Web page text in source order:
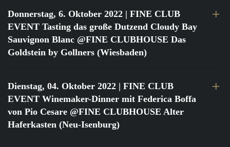
Donnerstag, 6. Oktober 2022 | FINE CLUB
EVENT Tasting das große Dutzend Cloudy Bay
Sauvignon Blanc @FINE CLUBHOUSE Das
Goldstein by Gollners (Wiesbaden)
Dienstag, 04. Oktober 2022 | FINE CLUB
EVENT Winemaker-Dinner mit Federica Boffa
von Pio Cesare @FINE CLUBHOUSE Alter
Haferkasten (Neu-Isenburg)